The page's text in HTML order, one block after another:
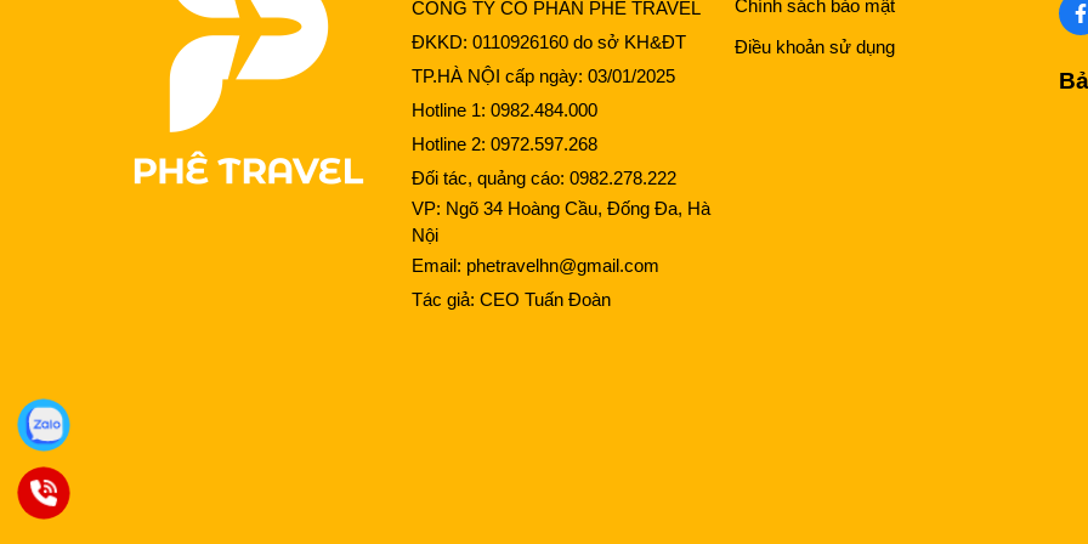
CÔNG TY CỔ PHẦN PHÊ TRAVEL
ĐKKD: 0110926160 do sở KH&ĐT
TP.HÀ NỘI cấp ngày: 03/01/2025
Hotline 1: 0982.484.000
Hotline 2: 0972.597.268
Đối tác, quảng cáo: 0982.278.222
VP: Ngõ 34 Hoàng Cầu, Đống Đa, Hà
Nội
Email: phetravelhn@gmail.com
Tác giả: CEO Tuấn Đoàn
Chính sách bảo mật
Điều khoản sử dụng